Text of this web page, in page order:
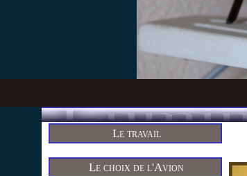
Le travail
Le choix de l'Avion